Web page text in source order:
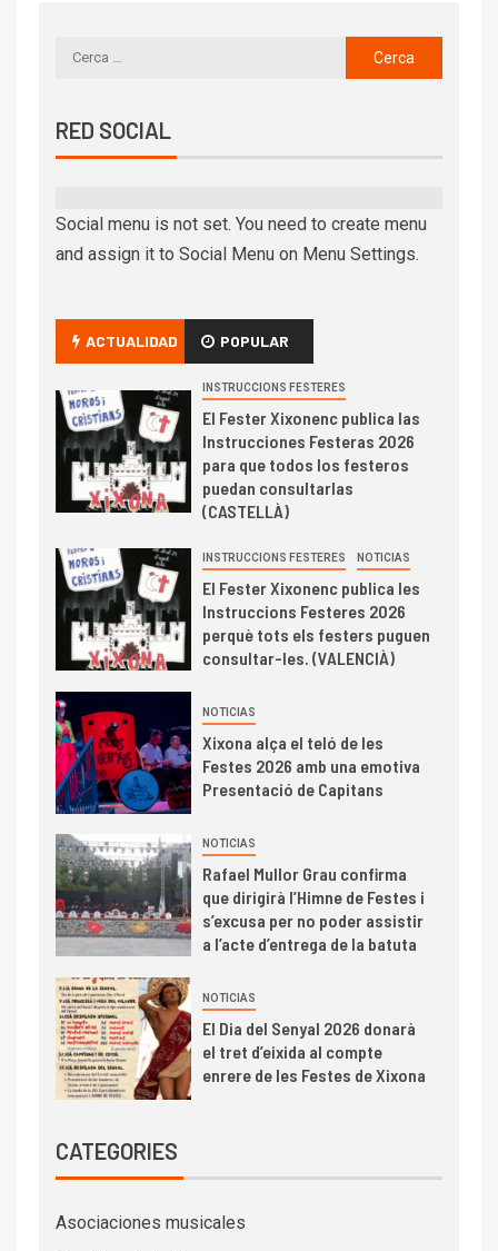
RED SOCIAL
Social menu is not set. You need to create menu
and assign it to Social Menu on Menu Settings.
ACTUALIDAD POPULAR
INSTRUCCIONS FESTERES
El Fester Xixonenc publica las
Instrucciones Festeras 2026
para que todos los festeros
puedan consultarlas
(CASTELLÀ)
INSTRUCCIONS FESTERES NOTICIAS
El Fester Xixonenc publica les
Instruccions Festeres 2026
perquè tots els festers puguen
consultar-les. (VALENCIÀ)
NOTICIAS
Xixona alça el teló de les
Festes 2026 amb una emotiva
Presentació de Capitans
NOTICIAS
Rafael Mullor Grau confirma
que dirigirà l’Himne de Festes i
s’excusa per no poder assistir
a l’acte d’entrega de la batuta
NOTICIAS
El Dia del Senyal 2026 donarà
el tret d’eixida al compte
enrere de les Festes de Xixona
CATEGORIES
Asociaciones musicales